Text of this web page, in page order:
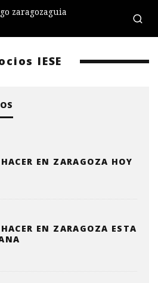
IESE
EN ZARAGOZA HOY
EN ZARAGOZA ESTA